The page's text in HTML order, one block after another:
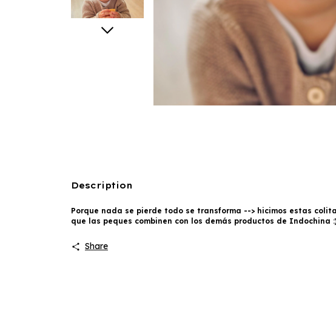
Description
Porque nada se pierde todo se transforma --> hicimos estas
que las peques combinen con los demás productos de Indochina
Share